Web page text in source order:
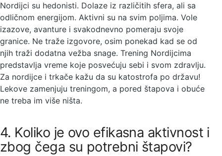
Nordijci su hedonisti. Dolaze iz različitih sfera, ali sa
odličnom energijom. Aktivni su na svim poljima. Vole
izazove, avanture i svakodnevno pomeraju svoje
granice. Ne traže izgovore, osim ponekad kad se od
njih traži dodatna vežba snage. Trening Nordijcima
predstavlja vreme koje posvećuju sebi i svom zdravlju.
Za nordijce i trkače kažu da su katostrofa po državu!
Lekove zamenjuju treningom, a pored štapova i obuće
ne treba im više ništa.
4. Koliko je ovo efikasna aktivnost i
zbog čega su potrebni štapovi?